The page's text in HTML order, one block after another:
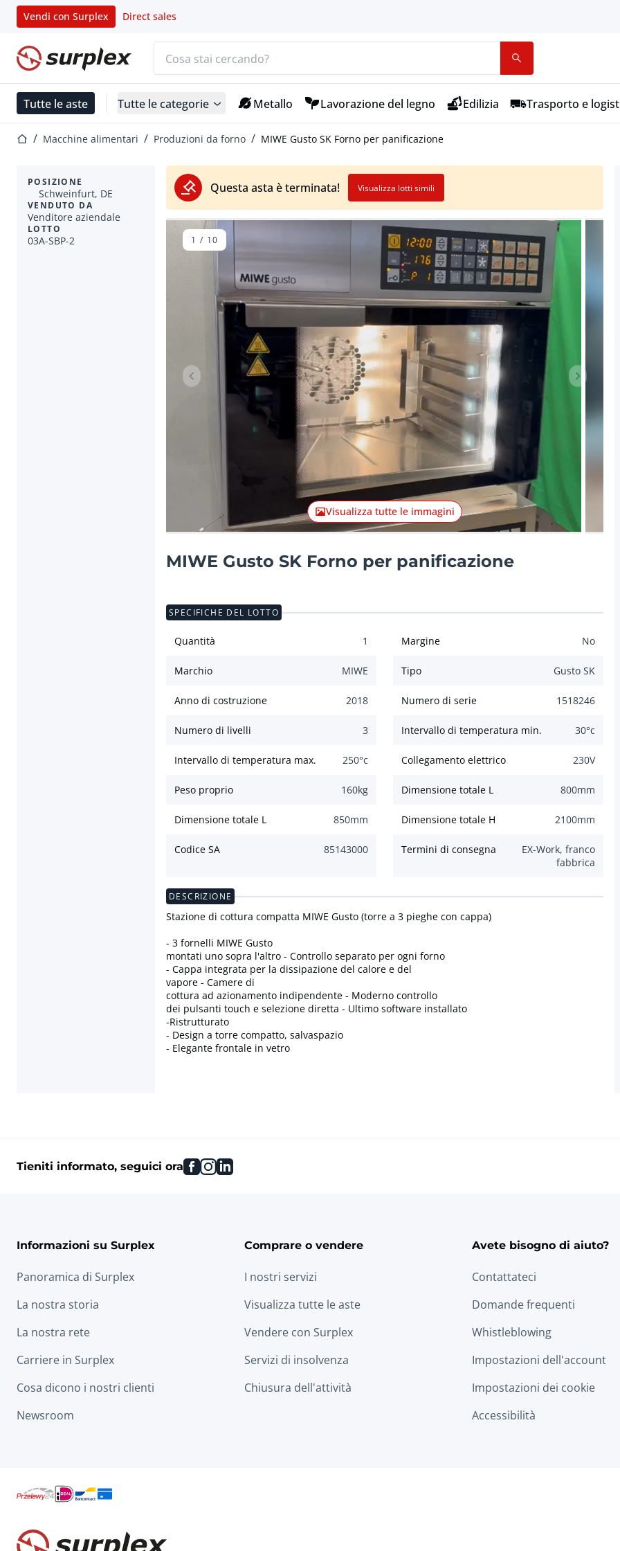
Vendi con Surplex Direct sales
Home
Tutte le aste Tutte le categorie Metallo Lavorazione del legno Edilizia Trasporto e
Home Macchine alimentari Produzioni da forno MIWE Gusto SK Forno per panificazione
Questa asta è terminata! Visualizza lotti simili
POSIZIONE
Schweinfurt, DE
VENDUTO DA
Venditore aziendale
LOTTO
03A-SBP-2
Articolo precedente Articolo
Visualizza tutte le immagini
1 / 10
MIWE Gusto SK Forno per panificazione
SPECIFICHE DEL LOTTO
Quantità 1 Margine No
Marchio MIWE Tipo Gusto SK
Anno di costruzione 2018 Numero di serie 1518246
Numero di livelli 3 Intervallo di temperatura min. 30°c
Intervallo di temperatura max. 250°c Collegamento elettrico 230V
Peso proprio 160kg Dimensione totale L 800mm
Dimensione totale L 850mm Dimensione totale H 2100mm
Codice SA 85143000 Termini di consegna
EX-Work, franco
fabbrica
DESCRIZIONE
Stazione di cottura compatta MIWE Gusto (torre a 3 pieghe con cappa)
- 3 fornelli MIWE Gusto
montati uno sopra l'altro - Controllo separato per ogni forno
- Cappa integrata per la dissipazione del calore e del
vapore - Camere di
cottura ad azionamento indipendente - Moderno controllo
dei pulsanti touch e selezione diretta - Ultimo software installato
-Ristrutturato
- Design a torre compatto, salvaspazio
- Elegante frontale in vetro
Tieniti informato, seguici ora facebook
instagram
linkedin
Informazioni su Surplex
Panoramica di Surplex
La nostra storia
La nostra rete
Carriere in Surplex
Cosa dicono i nostri clienti
Newsroom
Comprare o vendere
I nostri servizi
Visualizza tutte le aste
Vendere con Surplex
Servizi di insolvenza
Chiusura dell'attività
Avete bisogno di aiuto?
Contattateci
Domande frequenti
Whistleblowing
Impostazioni dell'account
Impostazioni dei cookie
Accessibilità